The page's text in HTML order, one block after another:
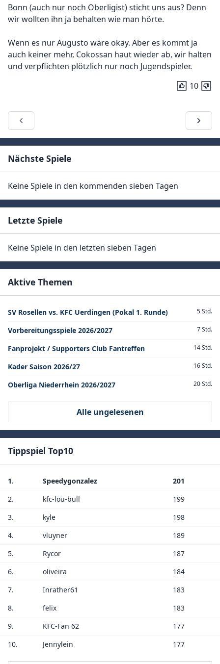
Bonn (auch nur noch Oberligist) sticht uns aus? Denn
wir wollten ihn ja behalten wie man hörte.
Wenn es nur Augusto wäre okay. Aber es kommt ja
auch keiner mehr, Cokossan haut wieder ab, wir halten
und verpflichten plötzlich nur noch Jugendspieler.
10
Nächste Spiele
Keine Spiele in den kommenden sieben Tagen
Letzte Spiele
Keine Spiele in den letzten sieben Tagen
Aktive Themen
SV Rosellen vs. KFC Uerdingen (Pokal 1. Runde) 5 Std.
Vorbereitungsspiele 2026/2027 7 Std.
Fanprojekt / Supporters Club Fantreffen 14 Std.
Kader Saison 2026/27 16 Std.
Oberliga Niederrhein 2026/2027 20 Std.
Alle ungelesenen
Tippspiel Top10
1. Speedygonzalez
201
2.
kfc-lou-bull
199
3.
kyle
198
4.
vluyner
189
5.
Rycor
187
6.
oliveira
184
7.
Inrather61
183
8.
felix
183
9.
KFC-Fan 62
177
10.
Jennylein 177